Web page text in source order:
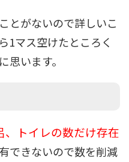
とがないので詳しいこ
1マス空けたところく
思います。
トイレの数だけ存在
できないので数を削減